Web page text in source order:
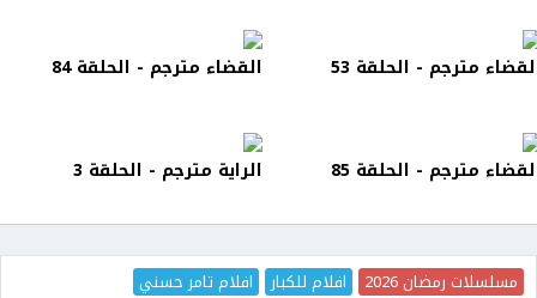
مترجم - الحلقة 53 القضاء مترجم - الحلقة 84
مترجم - الحلقة 85 الراية مترجم - الحلقة 3
مسلسلات رمضان 2026 افلام للكبار
افلام تامر حسني